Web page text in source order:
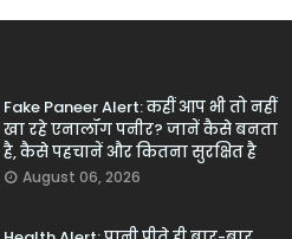
Fake Paneer Alert: कहीं आप भी तो नहीं
खा रहे एनालॉग पनीर? जानें कैसे बनता
है, कैसे पहचानें और कितना सुरक्षित है
August 06, 2026